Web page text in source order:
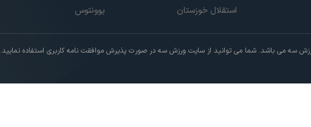
استقلال خوزستان
یوونتوس
سه می باشد. شما می توانید از سایت ورزش سه در صورت پذیرش موافقت نامه کاربری استفاده نمایید.